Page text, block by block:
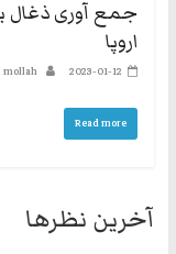
‏جمع آوری ذغال
اروپا
2023-01-12
mollah
Read more
آخرین نظرها